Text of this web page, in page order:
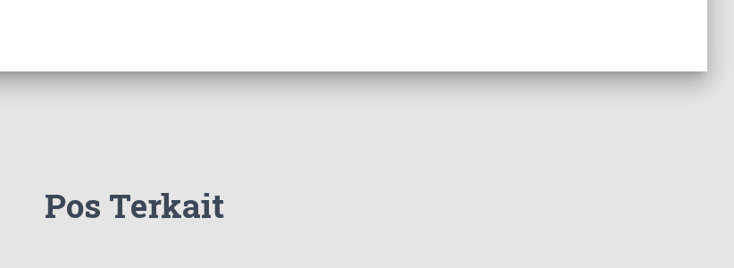
Pos Terkait